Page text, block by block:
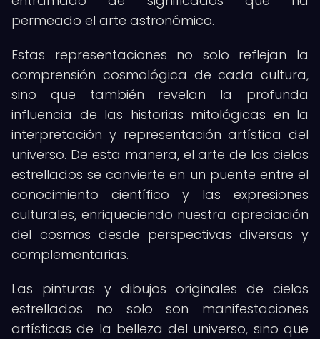
permeado el arte astronómico.
Estas representaciones no solo reflejan la
comprensión cosmológica de cada cultura,
sino que también revelan la profunda
influencia de las historias mitológicas en la
interpretación y representación artística del
universo. De esta manera, el arte de los cielos
estrellados se convierte en un puente entre el
conocimiento científico y las expresiones
culturales, enriqueciendo nuestra apreciación
del cosmos desde perspectivas diversas y
complementarias.
Las pinturas y dibujos originales de cielos
estrellados no solo son manifestaciones
artísticas de la belleza del universo, sino que